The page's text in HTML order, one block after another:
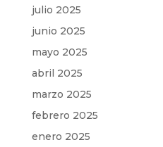
julio 2025
junio 2025
mayo 2025
abril 2025
marzo 2025
febrero 2025
enero 2025